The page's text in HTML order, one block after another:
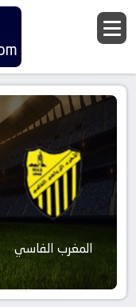
المغرب الفاسي